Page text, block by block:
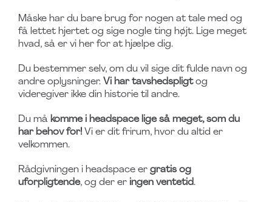
Måske har du bare brug for nogen at tale med og
få lettet hjertet og sige nogle ting højt. Lige meget
hvad, så er vi her for at hjælpe dig.
Du bestemmer selv, om du vil sige dit fulde navn og
andre oplysninger. Vi har tavshedspligtog
videregiver ikke din historie til andre.
Du må komme i headspace lige så meget, som du
har behov for!Vi er dit frirum, hvor du altid er
velkommen.
Rådgivningen i headspace er gratis og
uforpligtende, og der eringen ventetid.